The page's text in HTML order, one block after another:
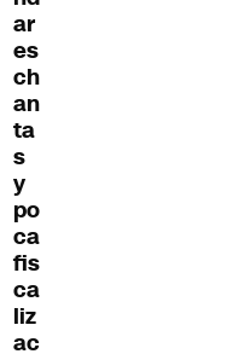
ar
es
ch
an
ta
s
y
po
ca
fis
ca
liz
ac